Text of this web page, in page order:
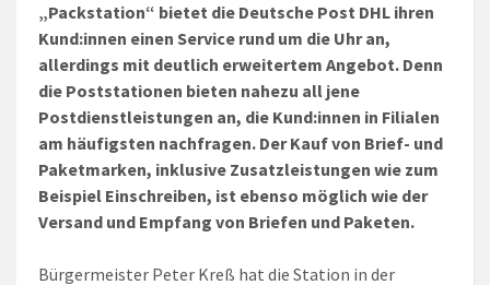
„Packstation“ bietet die Deutsche Post DHL ihren
Kund:innen einen Service rund um die Uhr an,
allerdings mit deutlich erweitertem Angebot. Denn
die Poststationen bieten nahezu all jene
Postdienstleistungen an, die Kund:innen in Filialen
am häufigsten nachfragen. Der Kauf von Brief- und
Paketmarken, inklusive Zusatzleistungen wie zum
Beispiel Einschreiben, ist ebenso möglich wie der
Versand und Empfang von Briefen und Paketen.
Bürgermeister Peter Kreß hat die Station in der